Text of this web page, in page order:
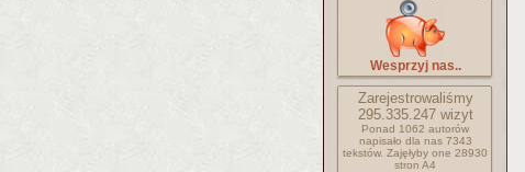
Wesprzyj nas..
Zarejestrowaliśmy
295.335.247wizyt
Ponad 1062 autorów
napisało dla nas 7343
tekstów. Zajęłyby one 28930
stron A4